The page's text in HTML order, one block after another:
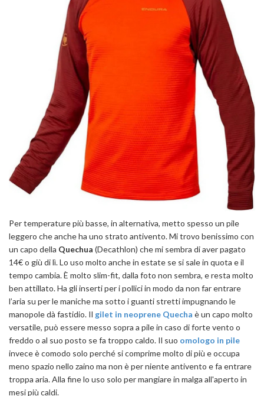
Per temperature più basse, in alternativa, metto spesso un pile
leggero che anche ha uno strato antivento. Mi trovo benissimo con
un capo della Quechua (Decathlon) che mi sembra di aver pagato
14€ o giù di lì. Lo uso molto anche in estate se si sale in quota e il
tempo cambia. È molto slim-fit, dalla foto non sembra, e resta molto
ben attillato. Ha gli inserti per i pollici in modo da non far entrare
l’aria su per le maniche ma sotto i guanti stretti impugnando le
manopole dà fastidio. Il gilet in neoprene Quecha è un capo molto
versatile, può essere messo sopra a pile in caso di forte vento o
freddo o al suo posto se fa troppo caldo. Il suo omologo in pile
invece è comodo solo perché si comprime molto di più e occupa
meno spazio nello zaino ma non è per niente antivento e fa entrare
troppa aria. Alla fine lo uso solo per mangiare in malga all'aperto in
mesi più caldi.